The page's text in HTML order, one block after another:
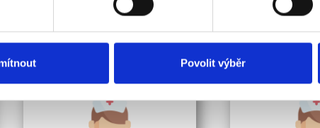
Povolit výběr